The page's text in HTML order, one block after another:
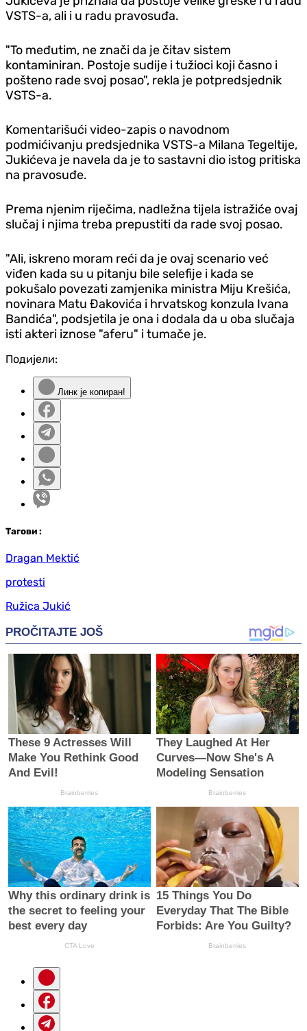
VSTS-a, ali i u radu pravosuđa.
"To međutim, ne znači da je čitav sistem
kontaminiran. Postoje sudije i tužioci koji časno i
pošteno rade svoj posao", rekla je potpredsjednik
VSTS-a.
Komentarišući video-zapis o navodnom
podmićivanju predsjednika VSTS-a Milana Tegeltije,
Jukićeva je navela da je to sastavni dio istog pritiska
na pravosuđe.
Prema njenim riječima, nadležna tijela istražiće ovaj
slučaj i njima treba prepustiti da rade svoj posao.
"Ali, iskreno moram reći da je ovaj scenario već
viđen kada su u pitanju bile selefije i kada se
pokušalo povezati zamjenika ministra Miju Krešića,
novinara Matu Đakovića i hrvatskog konzula Ivana
Bandića", podsjetila je ona i dodala da u oba slučaja
isti akteri iznose "aferu" i tumače je.
Подијели:
Линк је копиран!
Тагови :
Dragan Mektić
protesti
Ružica Jukić